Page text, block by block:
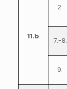
11.b
2.
7.-8.
9.